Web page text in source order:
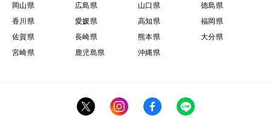
岡山県
広島県 山口県
徳島県
香川県
愛媛県 高知県
福岡県
佐賀県
長崎県 熊本県
大分県
宮崎県
鹿児島県 沖縄県